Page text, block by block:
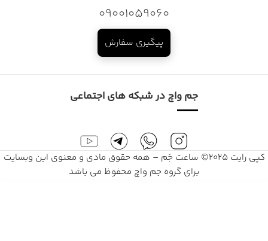
09001059060
پیگیری سفارش
جم واچ در شبکه های اجتماعی
کپی رایت 2025© ساعت جَم – همه حقوق مادی و معنوی این وبسایت
برای گروه جم واچ محفوظ می باشد